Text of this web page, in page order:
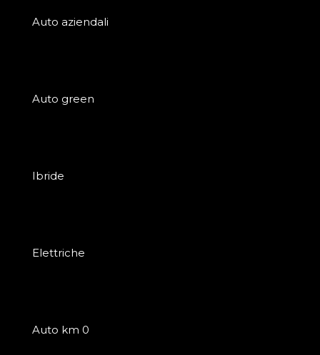
Auto aziendali
Auto green
Ibride
Elettriche
Auto km 0